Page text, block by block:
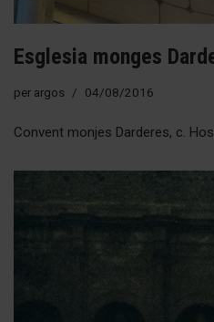
Esglesia monges
per argos 04/08/2016
Convent monjes Darderes, c.